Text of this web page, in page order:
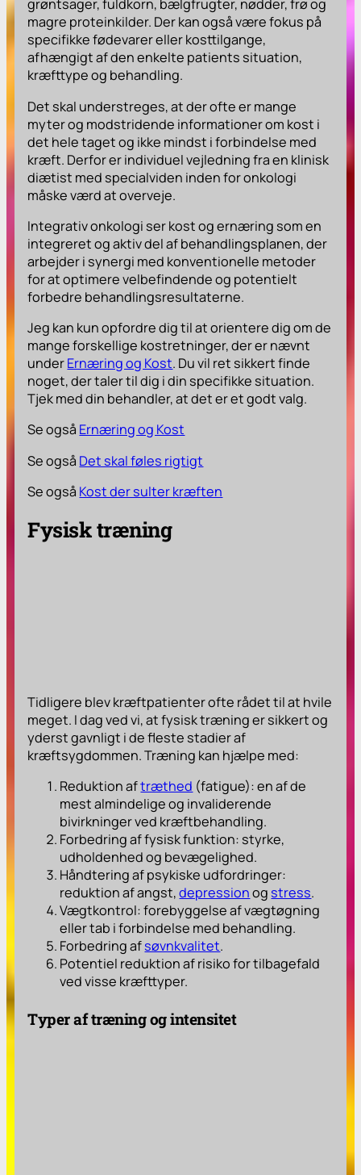
grøntsager, fuldkorn, bælgfrugter, nødder, frø og
magre proteinkilder. Der kan også være fokus på
specifikke fødevarer eller kosttilgange,
afhængigt af den enkelte patients situation,
kræfttype og behandling.
Det skal understreges, at der ofte er mange
myter og modstridende informationer om kost i
det hele taget og ikke mindst i forbindelse med
kræft. Derfor er individuel vejledning fra en klinisk
diætist med specialviden inden for onkologi
måske værd at overveje.
Integrativ onkologi ser kost og ernæring som en
integreret og aktiv del af behandlingsplanen, der
arbejder i synergi med konventionelle metoder
for at optimere velbefindende og potentielt
forbedre behandlingsresultaterne.
Jeg kan kun opfordre dig til at orientere dig om de
mange forskellige kostretninger, der er nævnt
underErnæring og Kost. Du vil ret sikkert finde
noget, der taler til dig i din specifikke situation.
Tjek med din behandler, at det er et godt valg.
Se også Ernæring og Kost
Se også Det skal føles rigtigt
Se også Kost der sulter kræften
Fysisk træning
Tidligere blev kræftpatienter ofte rådet til at hvile
meget. I dag ved vi, at fysisk træning er sikkert og
yderst gavnligt i de fleste stadier af
kræftsygdommen. Træning kan hjælpe med:
Reduktion aftræthed (fatigue): en af de
mest almindelige og invaliderende
bivirkninger ved kræftbehandling.
Forbedring af fysisk funktion: styrke,
udholdenhed og bevægelighed.
Håndtering af psykiske udfordringer:
reduktion af angst,depressionog stress.
Vægtkontrol: forebyggelse af vægtøgning
eller tab i forbindelse med behandling.
Forbedring afsøvnkvalitet.
Potentiel reduktion af risiko for tilbagefald
ved visse kræfttyper.
Typer af træning og intensitet